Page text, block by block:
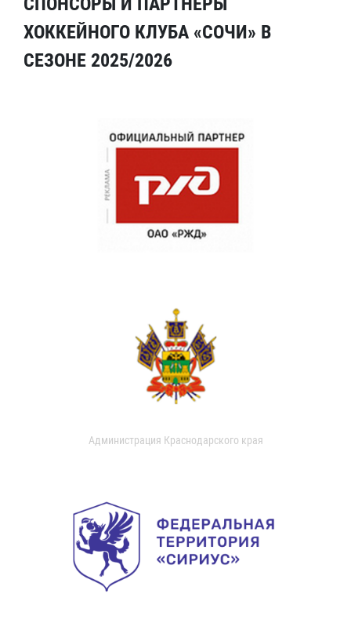
ХОККЕЙНОГО КЛУБА «СОЧИ» В
СЕЗОНЕ 2025/2026
Администрация Краснодарского края